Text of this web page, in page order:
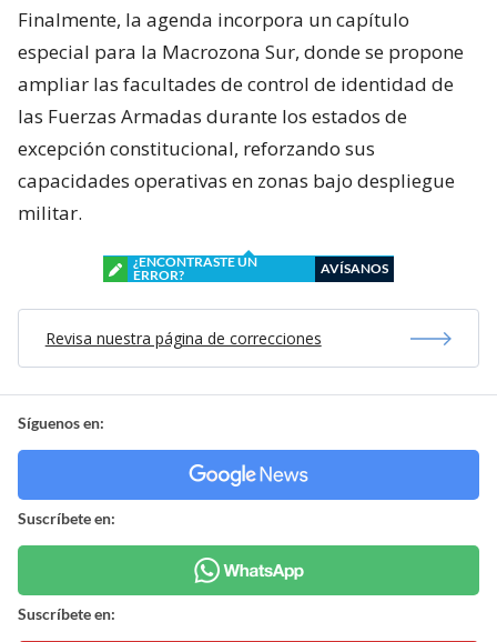
Finalmente, la agenda incorpora un capítulo
especial para la Macrozona Sur, donde se propone
ampliar las facultades de control de identidad de
las Fuerzas Armadas durante los estados de
excepción constitucional, reforzando sus
capacidades operativas en zonas bajo despliegue
militar.
¿ENCONTRASTE UN
ERROR?
AVÍSANOS
Revisa nuestra página de correcciones
Síguenos en:
Suscríbete en:
Suscríbete en: